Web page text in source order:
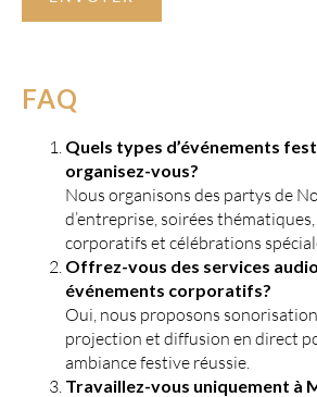
FAQ
Quels types d’événements
organisez-vous?
Nous organisons des partys de
d’entreprise, soirées
corporatifs et célébrations
Offrez-vous des services
événements corporatifs?
Oui, nous proposons
projection et diffusion en direct
ambiance festive réussie.
Travaillez-vous uniquement à